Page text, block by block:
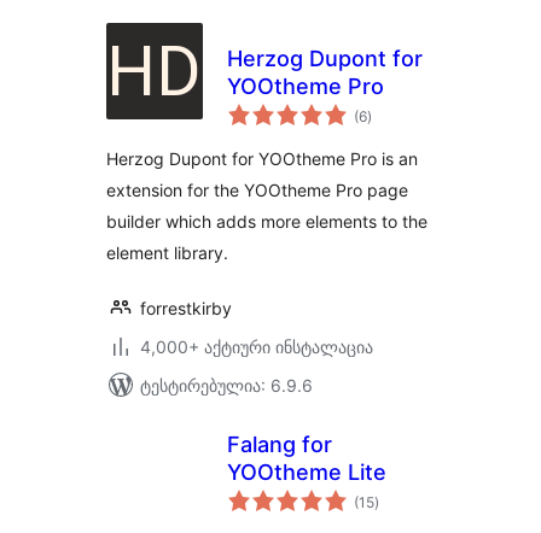
Herzog Dupont for
YOOtheme Pro
(6საერთო
რეიტინგი
)
Herzog Dupont for YOOtheme Pro is an
extension for the YOOtheme Pro page
builder which adds more elements to the
element library.
forrestkirby
4,000+ აქტიური ინსტალაცია
ტესტირებულია: 6.9.6
Falang for
YOOtheme Lite
(15საერთო
რეიტინგი
)